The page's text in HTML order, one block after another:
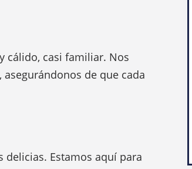
cálido, casi familiar. Nos
de que cada
delicias. Estamos aquí para